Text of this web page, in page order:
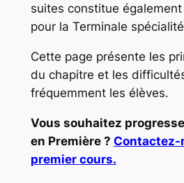
suites constitue
pour la Terminale
Cette page présente les
du chapitre et les
fréquemment les élèves.
Vous souhaitez
en Première ? Contactez-
premier cours.